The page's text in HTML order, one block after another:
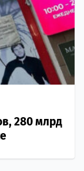
280 млрд